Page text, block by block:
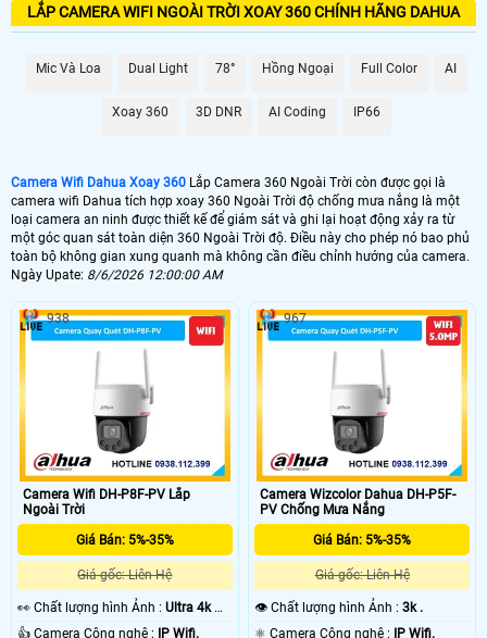
Với độ phân giải cao bở
i công nghệ IP nên chất lượng camera wifi Dahua
,cả ngày lẫn đêm cùng kết nối wifi Dahua mạnh mẽ tích
hợp thêm cổng RJ45 ổn định hơn,
camera wifi Dahua 360 ngoài trời là lựa
phù hợp nhất để bảo vệ không gian sống và làm việc của bạn
một cách toàn diện.
LẮP CAMERA WIFI NGOÀI TRỜI XOAY 360 CHÍNH HÃNG DAHUA
Mic Và Loa Dual Light 78° Hồng Ngoại Full Color AI
Xoay 360 3D DNR AI Coding IP66
Camera Wifi Dahua Xoay 360 Lắp Camera 360 Ngoài Trời còn được gọi là
camera wifi Dahua tích hợp xoay 360 Ngoài Trời độ chống mưa nắng là một
loại camera an ninh được thiết kế để giám sát và ghi lại hoạt động xảy ra từ
một góc quan sát toàn diện 360 Ngoài Trời độ. Điều này cho phép nó bao phủ
toàn bộ không gian xung quanh mà không cần điều chỉnh hướng của camera.
Ngày Upate: 8/6/2026 12:00:00 AM
Camera Wifi DH-P8F-PV Lắp
Ngoài Trời
Giá Bán: 5%-35%
Giá gốc: Liên Hệ
️👀 Chất lượng hình Ảnh : Ultra 4k 👍🏾
👍 Camera Công nghệ :
IP Wifi.
938
Camera Wizcolor Dahua DH-P5F-
PV Chống Mưa Nắng
Giá Bán: 5%-35%
Giá gốc: Liên Hệ
👁 Chất lượng hình Ảnh :3k .
⚛️ Camera Công nghệ :
IP Wifi.
967